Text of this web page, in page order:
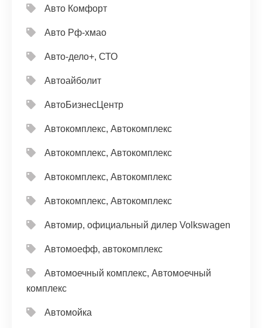
Авто Комфорт
Авто Рф-хмао
Авто-дело+, СТО
Автоайболит
АвтоБизнесЦентр
Автокомплекс, Автокомплекс
Автокомплекс, Автокомплекс
Автокомплекс, Автокомплекс
Автокомплекс, Автокомплекс
Автомир, официальный дилер Volkswagen
Автомоефф, автокомплекс
Автомоечный комплекс, Автомоечный
комплекс
Автомойка